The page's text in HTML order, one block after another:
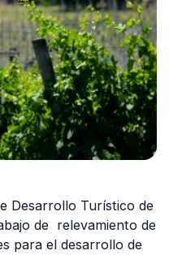
Desarrollo Turístico de
de relevamiento de
para el desarrollo de